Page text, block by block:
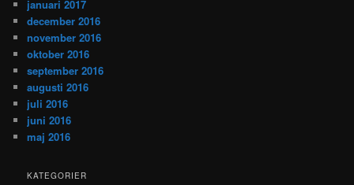
januari 2017
december 2016
november 2016
oktober 2016
september 2016
augusti 2016
juli 2016
juni 2016
maj 2016
KATEGORIER